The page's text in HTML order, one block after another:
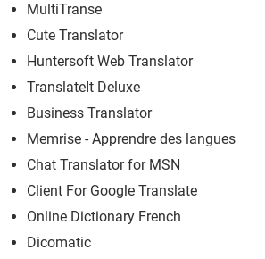
MultiTranse
Cute Translator
Huntersoft Web Translator
TranslateIt Deluxe
Business Translator
Memrise - Apprendre des langues
Chat Translator for MSN
Client For Google Translate
Online Dictionary French
Dicomatic